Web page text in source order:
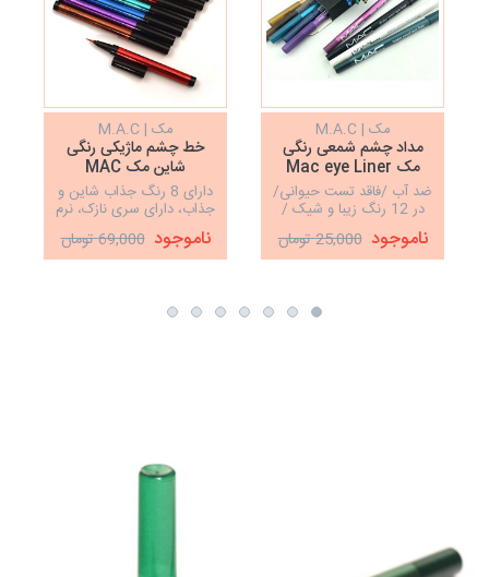
مک | M.A.C
مداد چشم شمعی رنگی
مک Mac eye Liner
ضد آب /فاقد تست حیوانی/
در 12 رنگ زیبا و شیک /
ناموجود 25,000 تومان
مک | M.A.C
خط چشم ماژیکی رنگی
شاین مک MAC
دارای 8 رنگ جذاب شاین و
جذاب، دارای سری نازک، نرم
ناموجود 69,000 تومان